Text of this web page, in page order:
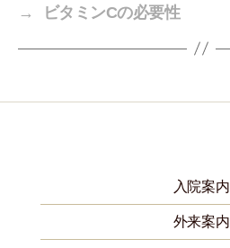
→
ビタミンCの必要性
入院案内
外来案内